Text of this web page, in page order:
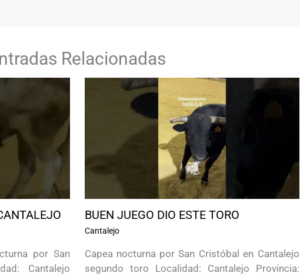
Relacionadas
por San
Cantalejo
BUEN JUEGO DIO ESTE TORO
Cantalejo
Capea nocturna por San Cristóbal en Cantalejo
segundo toro Localidad: Cantalejo Provincia: